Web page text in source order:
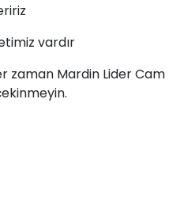
vardır
zaman Mardin Lider Cam